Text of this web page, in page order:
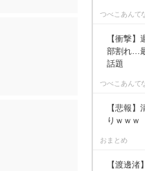
つべこあんて
【衝撃
部割れ…
話題
つべこあんて
【悲報
りｗｗｗ
おまとめ
【渡邊